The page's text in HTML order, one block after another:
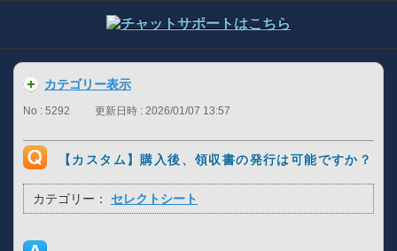
カテゴリー表示
No : 5292 更新日時 : 2026/01/07 13:57
【カスタム】購入後、領収書の発行は可能ですか？
カテゴリー： セレクトシート